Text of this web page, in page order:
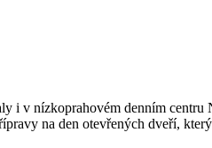
i v nízkoprahovém denním
na den otevřených dveří,